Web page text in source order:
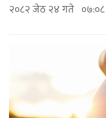
२०८२ जेठ २४ गते